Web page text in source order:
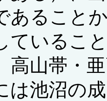
あること
ているこ
高山帯・
は池沼の